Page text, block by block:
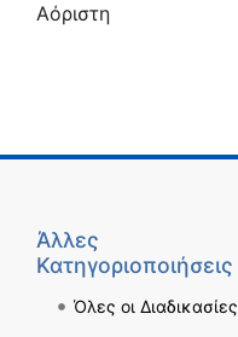
Αόριστη
Άλλες
Κατηγοριοποιήσεις
Όλες οι Διαδικασίες